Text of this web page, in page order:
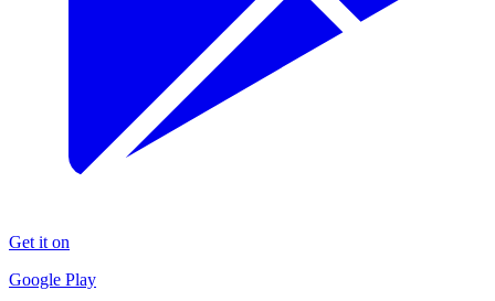
Get it on
Google Play